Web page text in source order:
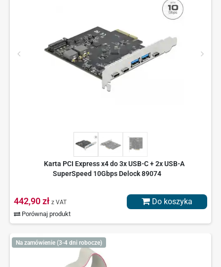
Karta PCI Express x4 do 3x USB-C + 2x USB-A
SuperSpeed 10Gbps Delock 89074
442,90 zł z VAT
Porównaj produkt
Do koszyka
Na zamówienie (3-4 dni robocze)